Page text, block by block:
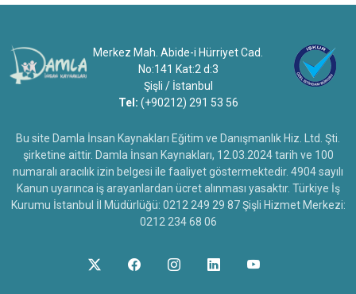
Merkez Mah. Abide-i Hürriyet Cad.
No:141 Kat:2 d:3
Şişli / İstanbul
Tel: (+90212) 291 53 56
Bu site Damla İnsan Kaynakları Eğitim ve Danışmanlık Hiz. Ltd. Şti.
şirketine aittir. Damla İnsan Kaynakları, 12.03.2024 tarih ve 100
numaralı aracılık izin belgesi ile faaliyet göstermektedir. 4904 sayılı
Kanun uyarınca iş arayanlardan ücret alınması yasaktır. Türkiye İş
Kurumu İstanbul İl Müdürlüğü: 0212 249 29 87 Şişli Hizmet Merkezi:
0212 234 68 06